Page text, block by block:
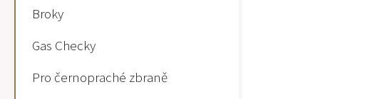
Broky
Gas Checky
Pro černopraché zbraně